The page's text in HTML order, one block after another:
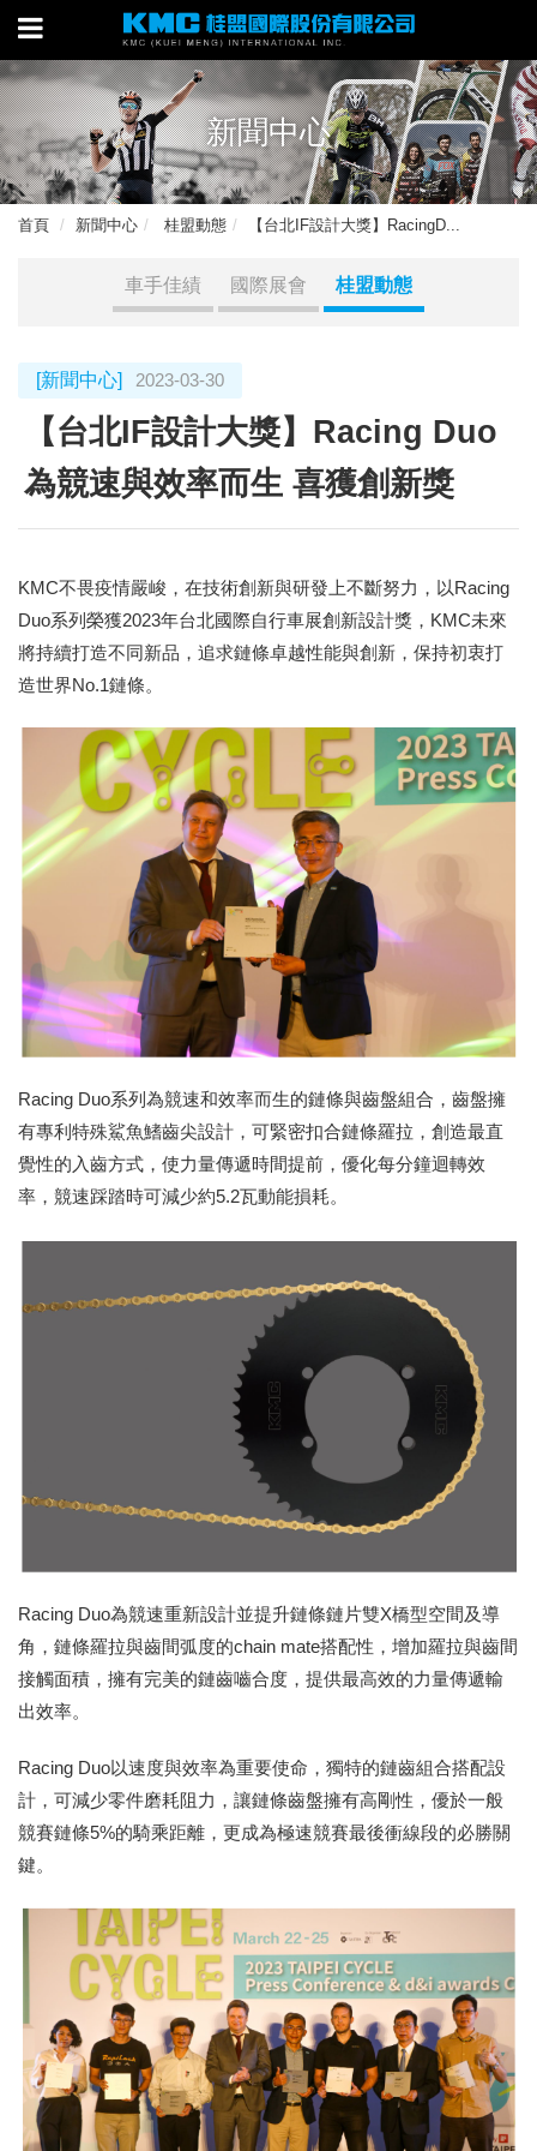
新聞中心
首頁 新聞中心 桂盟動態 【台北IF設計大獎】RacingD...
車手佳績 國際展會 桂盟動態
[新聞中心] 2023-03-30
【台北IF設計大獎】Racing Duo
為競速與效率而生 喜獲創新獎
KMC不畏疫情嚴峻，在技術創新與研發上不斷努力，以Racing
Duo系列榮獲2023年台北國際自行車展創新設計獎，KMC未來
將持續打造不同新品，追求鏈條卓越性能與創新，保持初衷打
造世界No.1鏈條。
Racing Duo系列為競速和效率而生的鏈條與齒盤組合，齒盤擁
有專利特殊鯊魚鰭齒尖設計，可緊密扣合鏈條羅拉，創造最直
覺性的入齒方式，使力量傳遞時間提前，優化每分鐘迴轉效
率，競速踩踏時可減少約5.2瓦動能損耗。
Racing Duo為競速重新設計並提升鏈條鏈片雙X橋型空間及導
角，鏈條羅拉與齒間弧度的chain mate搭配性，增加羅拉與齒間
接觸面積，擁有完美的鏈齒嚙合度，提供最高效的力量傳遞輸
出效率。
Racing Duo以速度與效率為重要使命，獨特的鏈齒組合搭配設
計，可減少零件磨耗阻力，讓鏈條齒盤擁有高剛性，優於一般
競賽鏈條5%的騎乘距離，更成為極速競賽最後衝線段的必勝關
鍵。